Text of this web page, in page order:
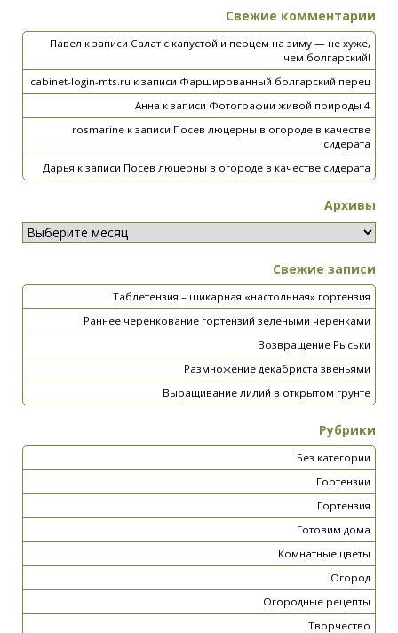
Свежие комментарии
Павел к записи Салат с капустой и перцем на зиму — не хуже,
чем болгарский!
cabinet-login-mts.ru к записи Фаршированный болгарский перец
Анна к записи Фотографии живой природы 4
rosmarine к записи Посев люцерны в огороде в качестве
сидерата
Дарья к записи Посев люцерны в огороде в качестве сидерата
Архивы
Свежие записи
Таблетензия – шикарная «настольная» гортензия
Раннее черенкование гортензий зелеными черенками
Возвращение Рыськи
Размножение декабриста звеньями
Выращивание лилий в открытом грунте
Рубрики
Без категории
Гортензии
Гортензия
Готовим дома
Комнатные цветы
Огород
Огородные рецепты
Творчество